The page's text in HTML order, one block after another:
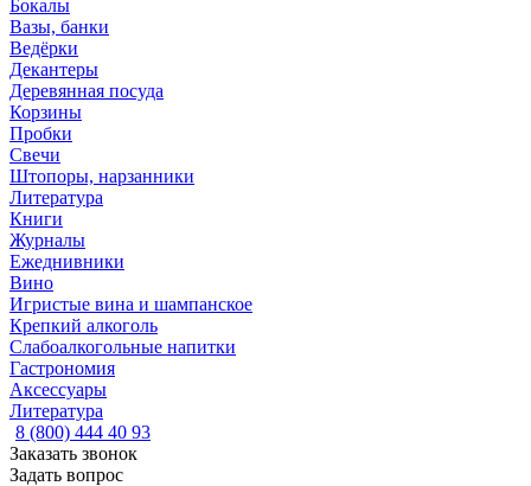
Бокалы
Вазы, банки
Ведёрки
Декантеры
Деревянная посуда
Корзины
Пробки
Свечи
Штопоры, нарзанники
Литература
Книги
Журналы
Ежеднивники
Вино
Игристые вина и шампанское
Крепкий алкоголь
Слабоалкогольные напитки
Гастрономия
Аксессуары
Литература
8 (800) 444 40 93
Заказать звонок
Задать вопрос